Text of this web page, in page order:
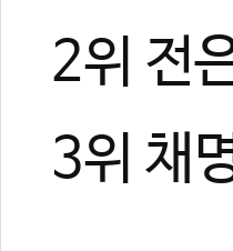
2위 전
3위 채